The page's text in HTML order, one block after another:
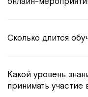
Сколько длится
Какой уровень
принимать участие